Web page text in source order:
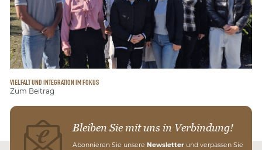
VIELFALT UND INTEGRATION IM FOKUS
Zum Beitrag
Bleiben Sie mit uns in Verbindung!
Abonnieren Sie unsere Newsletter und verpassen Sie